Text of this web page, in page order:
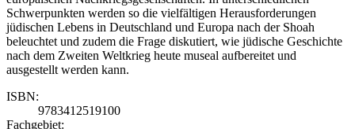
Schwerpunkten werden so die vielfältigen Herausforderungen
jüdischen Lebens in Deutschland und Europa nach der Shoah
beleuchtet und zudem die Frage diskutiert, wie jüdische Geschichte
nach dem Zweiten Weltkrieg heute museal aufbereitet und
ausgestellt werden kann.
ISBN:
9783412519100
Fachgebiet: